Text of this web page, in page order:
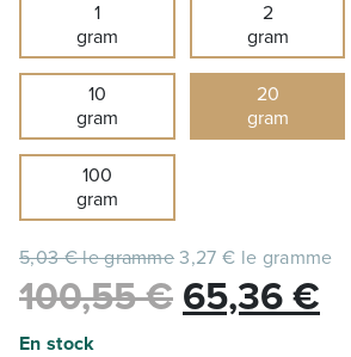
1
gram
2
gram
10
gram
20
gram
100
gram
5,03 € le gramme 3,27 € le gramme
100,55€ Le
65,36 €
En stock